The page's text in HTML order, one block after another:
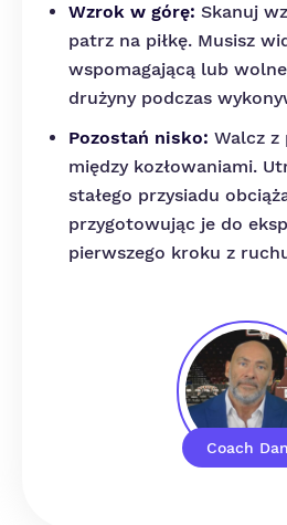
Coach Dan
Wzrok w górę: Skanuj
patrz na piłkę. Musisz
wspomagającą lub
drużyny podczas
Pozostań nisko: Walcz z
między kozłowaniami.
stałego przysiadu
przygotowując je do
pierwszego kroku z